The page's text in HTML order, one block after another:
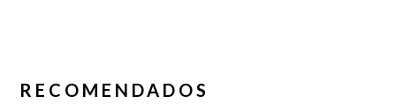
RECOMENDADOS